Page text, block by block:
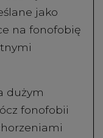
jako
na fonofobię
dużym
fonofobii